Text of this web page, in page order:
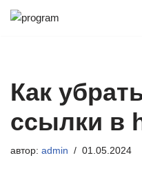
Как
ссылки в
автор: admin 01.05.2024